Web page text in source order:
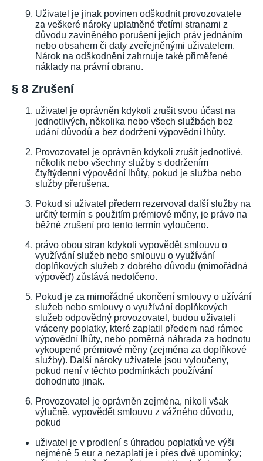
Uživatel je jinak povinen odškodnit provozovatele
za veškeré nároky uplatněné třetími stranami z
důvodu zaviněného porušení jejich práv jednáním
nebo obsahem či daty zveřejněnými uživatelem.
Nárok na odškodnění zahrnuje také přiměřené
náklady na právní obranu.
§ 8 Zrušení
uživatel je oprávněn kdykoli zrušit svou účast na
jednotlivých, několika nebo všech službách bez
udání důvodů a bez dodržení výpovědní lhůty.
Provozovatel je oprávněn kdykoli zrušit jednotlivé,
několik nebo všechny služby s dodržením
čtyřtýdenní výpovědní lhůty, pokud je služba nebo
služby přerušena.
Pokud si uživatel předem rezervoval další služby na
určitý termín s použitím prémiové měny, je právo na
běžné zrušení pro tento termín vyloučeno.
právo obou stran kdykoli vypovědět smlouvu o
využívání služeb nebo smlouvu o využívání
doplňkových služeb z dobrého důvodu (mimořádná
výpověď) zůstává nedotčeno.
Pokud je za mimořádné ukončení smlouvy o užívání
služeb nebo smlouvy o využívání doplňkových
služeb odpovědný provozovatel, budou uživateli
vráceny poplatky, které zaplatil předem nad rámec
výpovědní lhůty, nebo poměrná náhrada za hodnotu
vykoupené prémiové měny (zejména za doplňkové
služby). Další nároky uživatele jsou vyloučeny,
pokud není v těchto podmínkách používání
dohodnuto jinak.
Provozovatel je oprávněn zejména, nikoli však
výlučně, vypovědět smlouvu z vážného důvodu,
pokud
uživatel je v prodlení s úhradou poplatků ve výši
nejméně 5 eur a nezaplatí je i přes dvě upomínky;